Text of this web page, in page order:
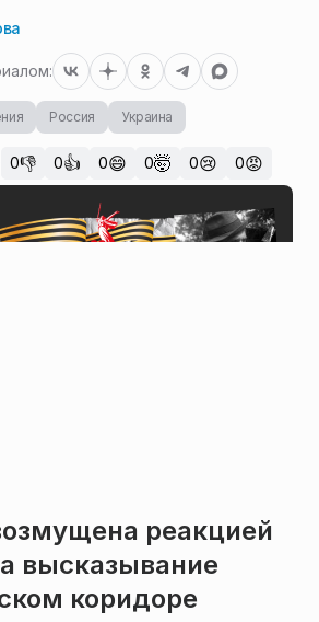
Россия Украина
0👎 0👍 0😄 0🤯 0😢 0😡
реакцией
высказывание
коридоре